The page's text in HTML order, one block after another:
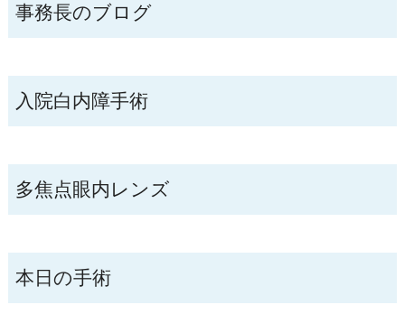
事務長のブログ
入院白内障手術
多焦点眼内レンズ
本日の手術